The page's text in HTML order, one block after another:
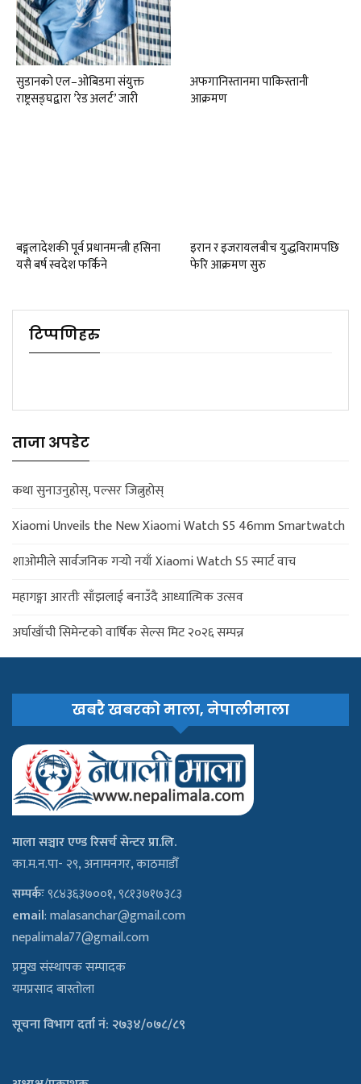
सुडानको एल–ओबिडमा संयुक्त
राष्ट्रसङ्घद्वारा ’रेड अलर्ट’ जारी
अफगानिस्तानमा पाकिस्तानी
आक्रमण
बङ्गलादेशकी पूर्व प्रधानमन्त्री हसिना
यसै बर्ष स्वदेश फर्किने
इरान र इजरायलबीच युद्धविरामपछि
फेरि आक्रमण सुरु
टिप्पणिहरु
ताजा अपडेट
कथा सुनाउनुहोस्, पल्सर जित्नुहोस्
Xiaomi Unveils the New Xiaomi Watch S5 46mm Smartwatch
शाओमीले सार्वजनिक गर्‍यो नयाँ Xiaomi Watch S5 स्मार्ट वाच
महागङ्गा आरतीः साँझलाई बनाउँदै आध्यात्मिक उत्सव
अर्घाखाँची सिमेन्टको वार्षिक सेल्स मिट २०२६ सम्पन्न
खबरै खबरको माला, नेपालीमाला
माला सञ्चार एण्ड रिसर्च सेन्टर प्रा.लि.
का.म.न.पा- २९, अनामनगर, काठमाडौँ
सम्पर्कः९८४३६३७००१, ९८१३७१७३८३
email:malasanchar@gmail.com
nepalimala77@gmail.com
प्रमुख संस्थापक सम्पादक
यमप्रसाद बास्तोला
सूचना विभाग दर्ता नं: २७३४/०७८/८९